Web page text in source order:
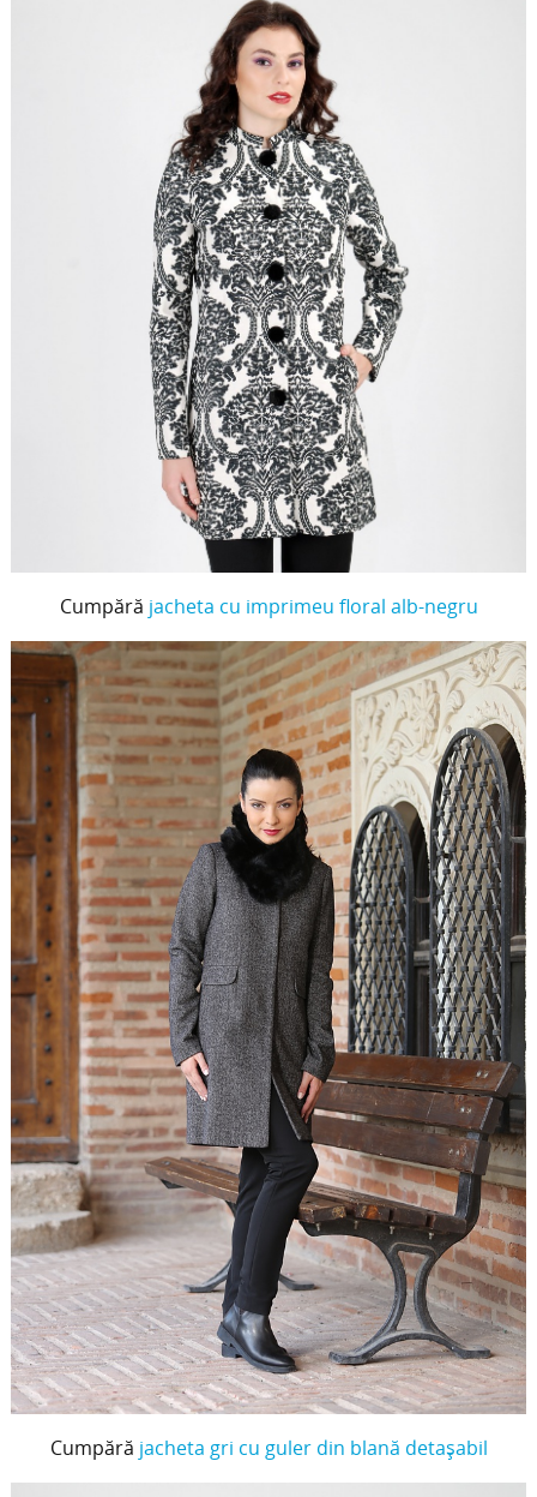
Cumpără jacheta cu imprimeu floral alb-negru
Cumpără jacheta gri cu guler din blană detaşabil